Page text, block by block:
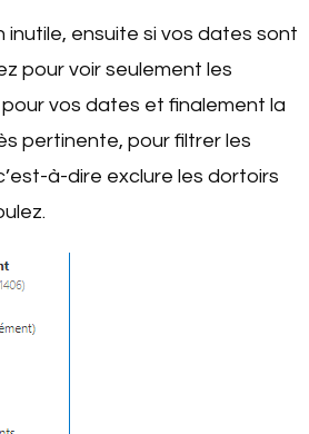
inutile, ensuite si vos dates sont
pour voir seulement les
vos dates et finalement la
pertinente, pour filtrer les
à-dire exclure les dortoirs